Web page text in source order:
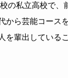
の私立高校で、
から芸能コース
を輩出している